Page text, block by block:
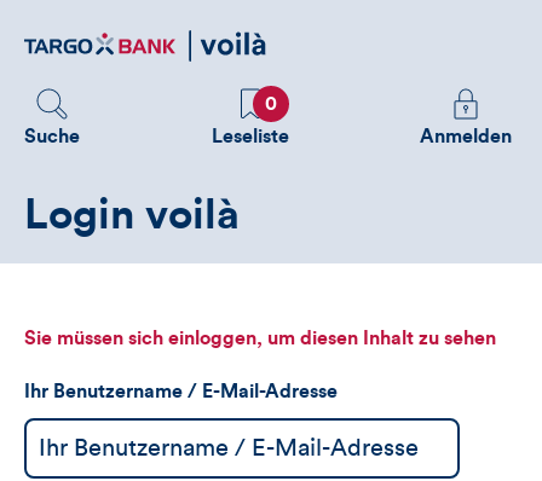
zum
Suche
Favoriten
0
Leseliste
Melden
Sie
sehen
Anmelden
Login voilà
Sie müssen sich einloggen, um diesen Inhalt zu sehen
Ihr Benutzername / E-Mail-Adresse